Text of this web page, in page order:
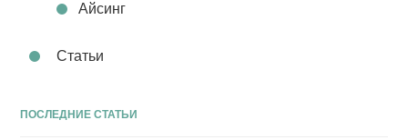
Айсинг
Статьи
ПОСЛЕДНИЕ СТАТЬИ